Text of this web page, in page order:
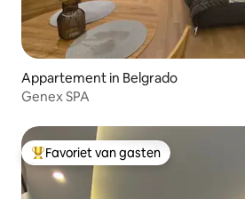
Appartement in Belgrado
Genex SPA
Topfavoriet van gasten
Favoriet van gasten